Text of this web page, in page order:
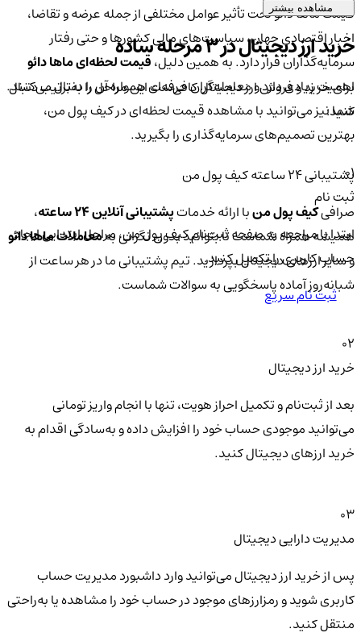
قیمت ماها دائو تحت تأثیر عوامل مختلفی از جمله عرضه و تقاضا،
اخبار اقتصادی جهان، سیاست‌های مالی کشورها و حتی رفتار
سرمایه‌گذاران قرار دارد. به همین دلیل،قیمت لحظه‌ای ماها دائو
اهمیت زیادی دارد و معامله‌گران حرفه‌ای همواره آن را دنبال می‌کنند.
شما نیز می‌توانید با مشاهده قیمت لحظه‌ای در کیف پول من،
بهترین تصمیم‌های سرمایه‌گذاری را بگیرید.
پشتیبانی ۲۴ ساعته کیف پول من
صرافیکیف پول منبا ارائه خدماتپشتیبانی آنلاین ۲۴ ساعته
،
همیشه همراه شماست تا بتوانید بدون نگرانی بهمعاملات ماها دائو
و سایر ارزهای دیجیتال بپردازید. تیم پشتیبانی ما در هر ساعت از
شبانه‌روز آماده پاسخگویی به سوالات شماست.
مشاهده بیشتر
خرید ارز دیجیتال در 3 مرحله ساده
برای خرید و فروش ارز دیجیتال کافی‌ست این مراحل را به‌ترتیب دنبال
کنید:
01
ثبت نام
ابتدا با مراجعه به صفحه ثبت‌نام کیف‌ پول من، مراحل ابتدایی ایجاد
حساب کاربری را تکمیل کنید.
ثبت نام سریع
02
خرید ارز دیجیتال
بعد از ثبت‌نام و تکمیل احراز هویت، تنها با انجام واریز تومانی
می‌توانید موجودی حساب خود را افزایش داده و به‌سادگی اقدام به
خرید ارزهای دیجیتال کنید.
03
مدیریت دارایی دیجیتال
پس از خرید ارز دیجیتال می‌توانید وارد داشبورد مدیریت حساب
کاربری شوید و رمزارزهای موجود در حساب خود را مشاهده یا به‌راحتی
منتقل کنید.